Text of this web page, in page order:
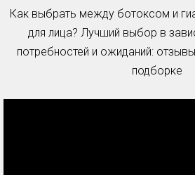
Как выбрать между ботоксом и
для лица? Лучший выбор в
потребностей и ожиданий:
подборке